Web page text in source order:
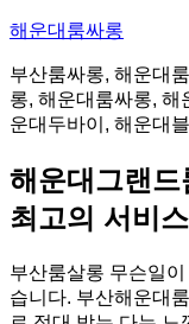
콘
츠
로
바
가
기
해운대룸싸롱
부산룸싸롱, 해운대
롱, 해운대룸싸롱, 해
운대두바이, 해운대
해운대그랜
최고의 서비
부산룸살롱 무슨일
습니다. 부산해운대